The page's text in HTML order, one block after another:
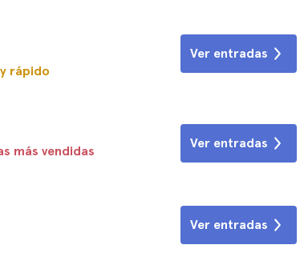
rápido
Ver entradas
más vendidas
Ver entradas
Ver entradas